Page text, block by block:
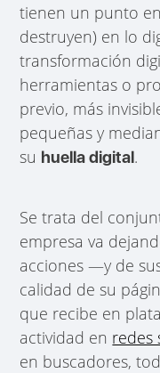
tienen un punto
destruyen) en lo
transformación
herramientas o
previo, más
pequeñas y
su huella digital.
Se trata del
empresa va
acciones —y de
calidad de su
que recibe en
actividad en redes
en buscadores,